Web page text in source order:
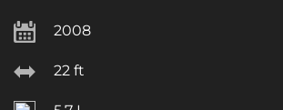
2008
22 ft